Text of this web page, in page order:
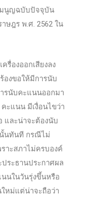
มนูญฉบับปัจจุบัน
ษฎร พ.ศ. 2562 ใน
รื่องออกเสียงลง
องขอให้มีการนับ
รนับคะแนนออกมา
ะแนน มีเงื่อนไขว่า
และน่าจะต้องนับ
นทันที กรณีไม่
าะสภาไม่ครบองค์
ระธานประกาศผล
นในวันรุ่งขึ้นหรือ
หม่แต่น่าจะถือว่า